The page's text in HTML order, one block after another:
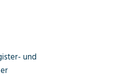
und